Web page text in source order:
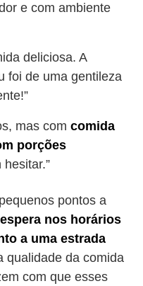
e com ambiente
deliciosa. A
foi de uma gentileza
mas com comida
porções
pontos a
nos horários
a uma estrada
qualidade da comida
com que esses